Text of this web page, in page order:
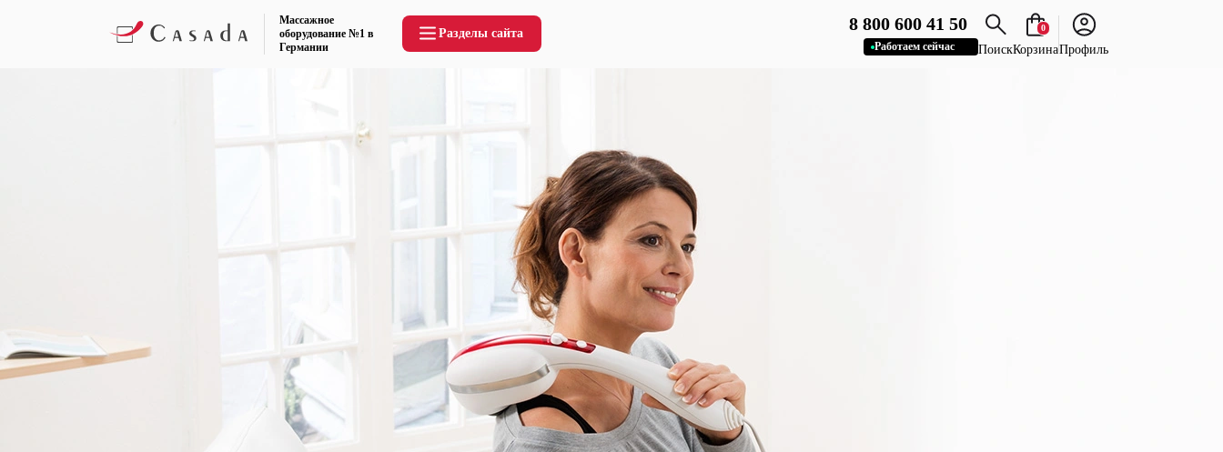
Массажное
оборудование №1 в
Германии
Разделы сайта 8 800 600 41 50
Работаем сейчас Поиск
0
КорзинаПрофиль